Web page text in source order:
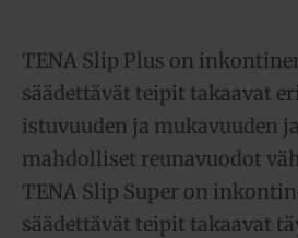
TENA Slip Plus on
säädettävät teipit takaavat
istuvuuden ja mukavuuden
mahdolliset reunavuodot
TENA Slip Super on
säädettävät teipit takaavat